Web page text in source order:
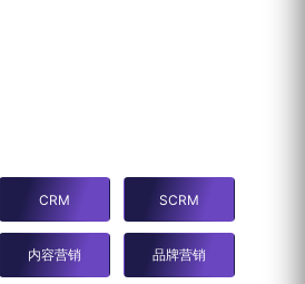
CRM SCRM
内容营销 品牌营销